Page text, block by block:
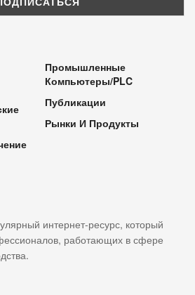
Промышленные
Компьютеры/PLC
Публикации
Рынки И Продукты
интернет-ресурс, который
работающих в сфере